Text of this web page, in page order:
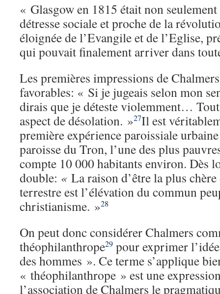
« Glasgow en 1815 était non
détresse sociale et proche de la
éloignée de l’Evangile et de l’Eglise,
qui pouvait finalement arriver dans
Les premières impressions de
favorables: « Si je jugeais selon mon
dirais que je déteste violemment…
aspect de désolation. »27Il est
première expérience paroissiale
paroisse du Tron, l’une des plus
compte 10 000 habitants environ. Dès
double: « La raison d’être la plus
terrestre est l’élévation du commun
christianisme. »28
On peut donc considérer Chalmers
théophilanthrope29 pour exprimer
des hommes ». Ce terme s’applique
« théophilanthrope » est une
l’association de Chalmers le